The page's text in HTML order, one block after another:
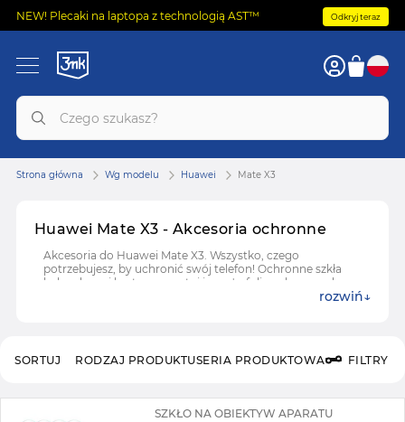
NEW! Plecaki na laptopa z technologią AST™ Odkryj teraz
Huawei Mate X3 - Akcesoria ochronne
Akcesoria do Huawei Mate X3. Wszystko, czego
potrzebujesz, by uchronić swój telefon! Ochronne szkła
hybrydowe i hartowane, etui i case'y, folie ochronne do
rozwiń
Strona główna Wg modelu Huawei Mate X3
RODZAJ PRODUKTUSERIA PRODUKTOWA FILTRY
SORTUJ
SZKŁO NA OBIEKTYW APARATU